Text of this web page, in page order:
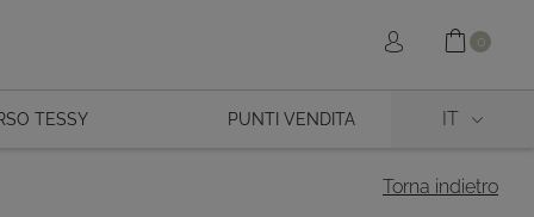
Sign in 0
TESSY PUNTI VENDITA IT
Torna indietro